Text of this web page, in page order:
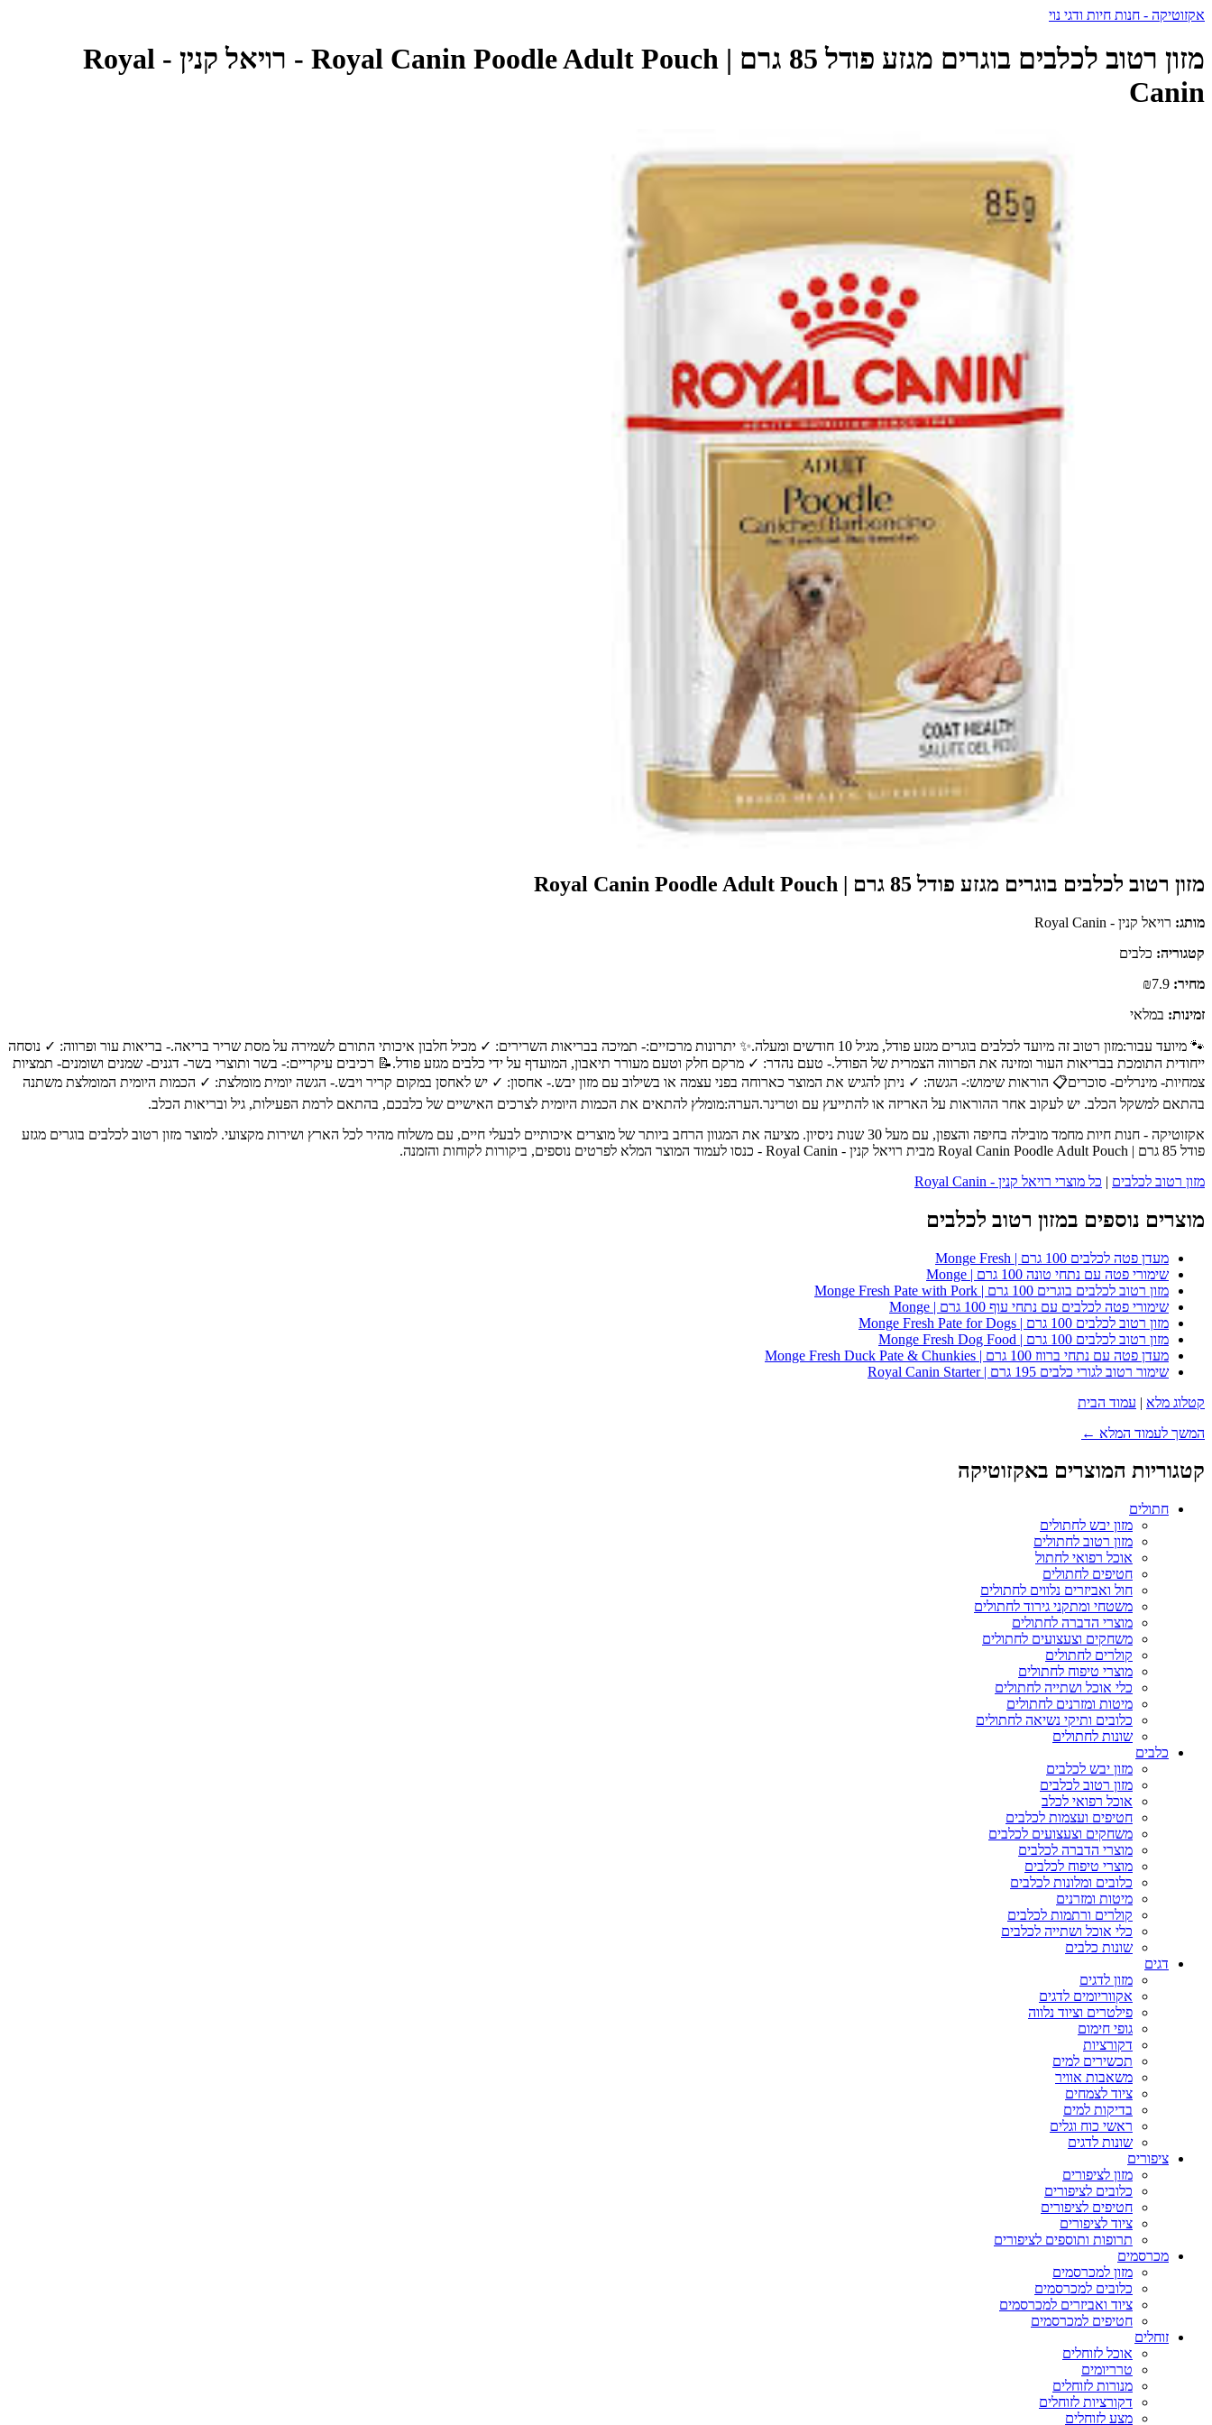
אקזוטיקה - חנות חיות ודגי נוי
מזון רטוב לכלבים בוגרים מגזע פודל 85 גרם | Royal Canin Poodle Adult Pouch - רויאל קנין - Royal
Canin
מזון רטוב לכלבים בוגרים מגזע פודל 85 גרם | Royal Canin Poodle Adult Pouch
מותג: רויאל קנין - Royal Canin
קטגוריה: כלבים
מחיר:
זמינות: במלאי
🐾 מיועד עבור:מזון רטוב זה מיועד לכלבים בוגרים מגזע פודל, מגיל 10 חודשים ומעלה.✨ יתרונות מרכזיים:- תמיכה בבריאות השרירים: ✓ מכיל חלבון איכותי התורם לשמירה על מסת שריר בריאה.- בריאות עור ופרווה: ✓ נוסחה
ייחודית התומכת בבריאות העור ומזינה את הפרווה הצמרית של הפודל.- טעם נהדר: ✓ מרקם חלק וטעם מעורר תיאבון, המועדף על ידי כלבים מגזע פודל.📝 רכיבים עיקריים:- בשר ותוצרי בשר- דגנים- שמנים ושומנים- תמציות
צמחיות- מינרלים- סוכרים📋 הוראות שימוש:- הגשה: ✓ ניתן להגיש את המוצר כארוחה בפני עצמה או בשילוב עם מזון יבש.- אחסון: ✓ יש לאחסן במקום קריר ויבש.- הגשה יומית מומלצת: ✓ הכמות היומית המומלצת משתנה
בהתאם למשקל הכלב. יש לעקוב אחר ההוראות על האריזה או להתייעץ עם וטרינר.הערה:מומלץ להתאים את הכמות היומית לצרכים האישיים של כלבכם, בהתאם לרמת הפעילות, גיל ובריאות הכלב.
אקזוטיקה - חנות חיות מחמד מובילה בחיפה והצפון, עם מעל 30 שנות ניסיון. מציעה את המגוון הרחב ביותר של מוצרים איכותיים לבעלי חיים, עם משלוח מהיר לכל הארץ ושירות מקצועי. למוצר מזון רטוב לכלבים בוגרים מגזע
פודל 85 גרם | Royal Canin Poodle Adult Pouch מבית רויאל קנין - Royal Canin - כנסו לעמוד המוצר המלא לפרטים נוספים, ביקורות לקוחות והזמנה.
מזון רטוב לכלבים | כל מוצרי רויאל קנין - Royal Canin
מוצרים נוספים במזון רטוב לכלבים
מעדן פטה לכלבים 100 גרם | Monge Fresh
שימורי פטה עם נתחי טונה 100 גרם | Monge
מזון רטוב לכלבים בוגרים 100 גרם | Monge Fresh Pate with Pork
שימורי פטה לכלבים עם נתחי עוף 100 גרם | Monge
מזון רטוב לכלבים 100 גרם | Monge Fresh Pate for Dogs
מזון רטוב לכלבים 100 גרם | Monge Fresh Dog Food
מעדן פטה עם נתחי ברווז 100 גרם | Monge Fresh Duck Pate & Chunkies
שימור רטוב לגורי כלבים 195 גרם | Royal Canin Starter
קטלוג מלא | עמוד הבית
המשך לעמוד המלא ←
קטגוריות המוצרים באקזוטיקה
חתולים
מזון יבש לחתולים
מזון רטוב לחתולים
אוכל רפואי לחתול
חטיפים לחתולים
חול ואביזרים נלווים לחתולים
משטחי ומתקני גירוד לחתולים
מוצרי הדברה לחתולים
משחקים וצעצועים לחתולים
קולרים לחתולים
מוצרי טיפוח לחתולים
כלי אוכל ושתייה לחתולים
מיטות ומזרנים לחתולים
כלובים ותיקי נשיאה לחתולים
שונות לחתולים
כלבים
מזון יבש לכלבים
מזון רטוב לכלבים
אוכל רפואי לכלב
חטיפים ועצמות לכלבים
משחקים וצעצועים לכלבים
מוצרי הדברה לכלבים
מוצרי טיפוח לכלבים
כלובים ומלונות לכלבים
מיטות ומזרנים
קולרים ורתמות לכלבים
כלי אוכל ושתייה לכלבים
שונות כלבים
דגים
מזון לדגים
אקווריומים לדגים
פילטרים וציוד נלווה
גופי חימום
דקורציות
תכשירים למים
משאבות אוויר
ציוד לצמחים
בדיקות למים
ראשי כוח וגלים
שונות לדגים
ציפורים
מזון לציפורים
כלובים לציפורים
חטיפים לציפורים
ציוד לציפורים
תרופות ותוספים לציפורים
מכרסמים
מזון למכרסמים
כלובים למכרסמים
ציוד ואביזרים למכרסמים
חטיפים למכרסמים
זוחלים
אוכל לזוחלים
טרריומים
מנורות לזוחלים
דקורציות לזוחלים
מצע לזוחלים